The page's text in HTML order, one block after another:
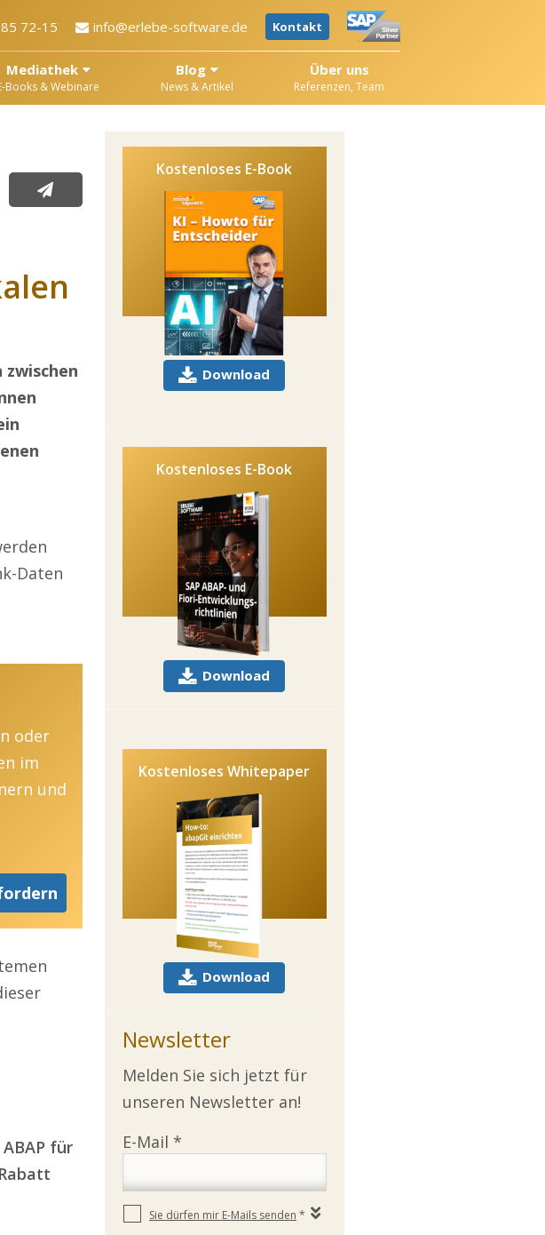
72-15 info@erlebe-software.de Kontakt
Mediathek
Books & Webinare
Blog
News & Artikel
Über uns
Referenzen, Team
Daten
oder
im
und
ABAP für
Kostenloses E-Book
Download
Kostenloses E-Book
Download
Kostenloses Whitepaper
Download
Newsletter
Melden Sie sich jetzt für
unseren Newsletter an!